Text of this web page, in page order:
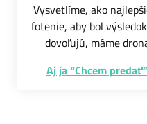
Vysvetlíme, ako
fotenie, aby bol
dovoľujú, máme
Aj ja “Chcem